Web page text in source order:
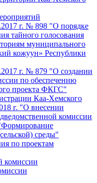
г. № 898 "О порядке
тайного голосования
муниципального
кожуун» Республики
г. № 879 "О создании
по обеспечению
проекта ФКГС"
Каа-Хемского
г. "О внесении
комиссии
среды"
по проектам
комиссии